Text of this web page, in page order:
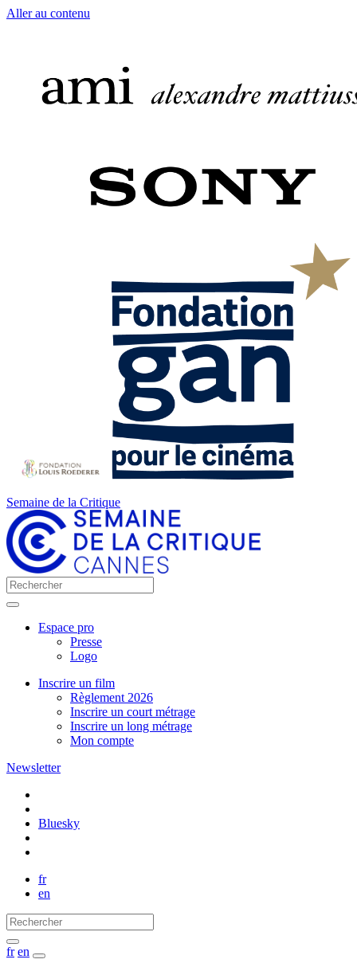
Aller au contenu
Semaine de la Critique
Espace pro
Presse
Logo
Inscrire un film
Règlement 2026
Inscrire un court métrage
Inscrire un long métrage
Mon compte
Newsletter
Bluesky
fr
en
fr en